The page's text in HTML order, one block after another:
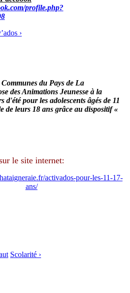
profile.php?
›
du Pays de La
des Animations Jeunesse à la
d'été pour les adolescents âgés de 11
de leurs 18 ans grâce au dispositif «
le site internet:
activados-pour-les-11-17-
ans/
Scolarité ›